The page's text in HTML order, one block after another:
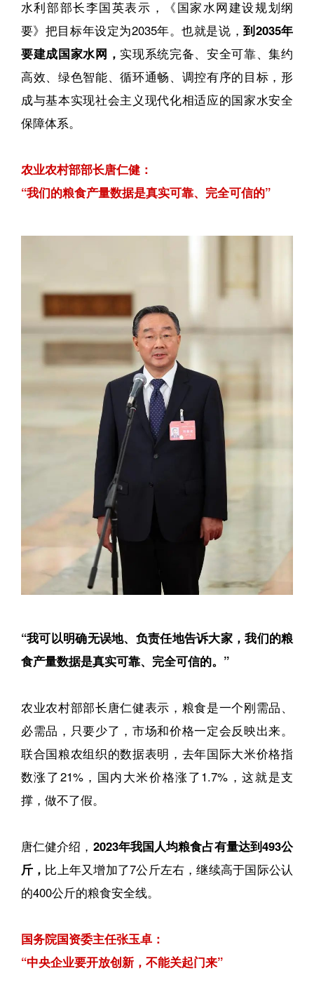
水利部部长李国英表示，《国家水网建设规划纲
要》把目标年设定为2035年。也就是说，到2035年
要建成国家水网， 实现系统完备、安全可靠、集约
高效、绿色智能、循环通畅、调控有序的目标，形
成与基本实现社会主义现代化相适应的国家水安全
保障体系。
农业农村部部长唐仁健：
“我们的粮食产量数据是真实可靠、完全可信的”
“我可以明确无误地、负责任地告诉大家，我们的粮
食产量数据是真实可靠、完全可信的。”
农业农村部部长唐仁健表示，粮食是一个刚需品、
必需品，只要少了，市场和价格一定会反映出来。
联合国粮农组织的数据表明，去年国际大米价格指
数涨了21%，国内大米价格涨了1.7%，这就是支
撑，做不了假。
唐仁健介绍， 2023年我国人均粮食占有量达到493公
斤， 比上年又增加了7公斤左右，继续高于国际公认
的400公斤的粮食安全线。
国务院国资委主任张玉卓：
“中央企业要开放创新，不能关起门来”